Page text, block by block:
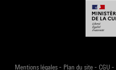
Mentions légales- Plan du site- CGU -